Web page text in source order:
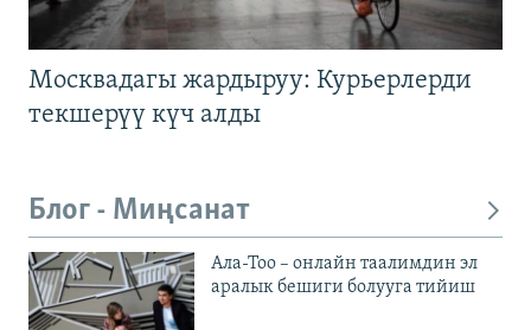
Москвадагы жардыруу: Курьерлерди
текшерүү күч алды
Блог - Миңсанат
Ала-Тоо – онлайн таалимдин эл
аралык бешиги болууга тийиш